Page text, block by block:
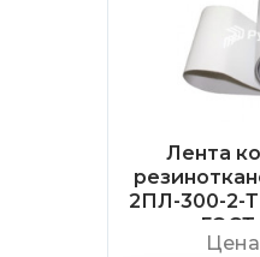
Лента
2ПЛ-300-2-
ГОСТ